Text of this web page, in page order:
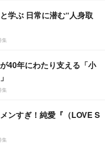
学ぶ 日常に潜む“人身取
集
40年にわたり支える「小
集
ンすぎ！純愛『（LOVE S
集